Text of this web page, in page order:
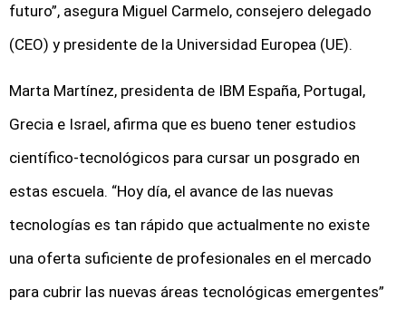
futuro”, asegura Miguel Carmelo, consejero delegado
(CEO) y presidente de la Universidad Europea (UE).
Marta Martínez, presidenta de IBM España, Portugal,
Grecia e Israel, afirma que es bueno tener estudios
científico-tecnológicos para cursar un posgrado en
estas escuela. “Hoy día, el avance de las nuevas
tecnologías es tan rápido que actualmente no existe
una oferta suficiente de profesionales en el mercado
para cubrir las nuevas áreas tecnológicas emergentes”